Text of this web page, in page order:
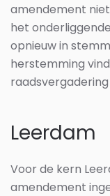
amendement
het
opnieuw in
herstemming
Leerdam
Voor de kern
amendement